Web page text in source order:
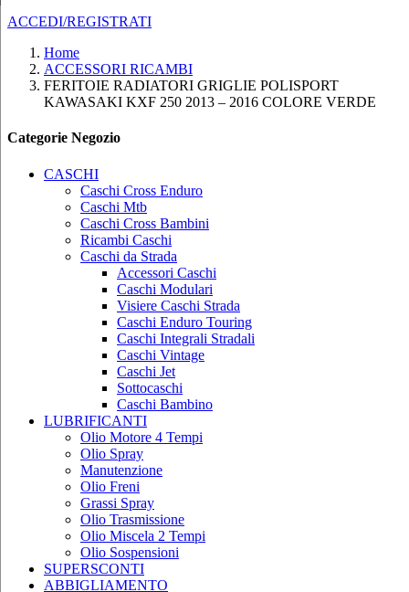
ACCEDI/REGISTRATI
Home
ACCESSORI RICAMBI
FERITOIE RADIATORI GRIGLIE POLISPORT
KAWASAKI KXF 250 2013 – 2016 COLORE VERDE
Categorie Negozio
CASCHI
Caschi Cross Enduro
Caschi Mtb
Caschi Cross Bambini
Ricambi Caschi
Caschi da Strada
Accessori Caschi
Caschi Modulari
Visiere Caschi Strada
Caschi Enduro Touring
Caschi Integrali Stradali
Caschi Vintage
Caschi Jet
Sottocaschi
Caschi Bambino
LUBRIFICANTI
Olio Motore 4 Tempi
Olio Spray
Manutenzione
Olio Freni
Grassi Spray
Olio Trasmissione
Olio Miscela 2 Tempi
Olio Sospensioni
SUPERSCONTI
ABBIGLIAMENTO